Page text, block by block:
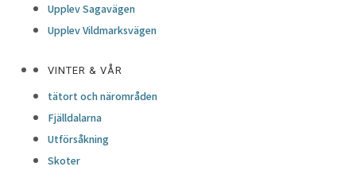
Upplev Sagavägen
Upplev Vildmarksvägen
VINTER & VÅR
tätort och närområden
Fjälldalarna
Utförsåkning
Skoter